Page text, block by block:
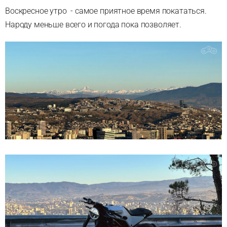
Воскресное утро - самое приятное время покататься.
Народу меньше всего и погода пока позволяет.